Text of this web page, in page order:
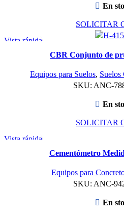
En
SOLICITAR
Vista rápida
CBR Conjunto de
Equipos para Suelos, Suelos
SKU: ANC-
En
SOLICITAR
Vista rápida
Cementómetro
Equipos para
SKU: ANC-
En